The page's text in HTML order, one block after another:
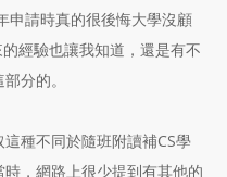
申請時真的很後悔大學沒顧
的經驗也讓我知道，還是有不
分的。
種不同於隨班附讀補CS學
，網路上很少提到有其他的